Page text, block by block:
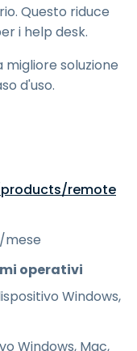
Questo riduce
i help desk.
migliore soluzione
d'uso.
remote
/mese
operativi
Windows,
Windows, Mac,